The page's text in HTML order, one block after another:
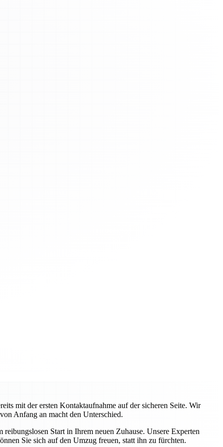
mit der ersten Kontaktaufnahme auf der sicheren Seite. Wir
Anfang an macht den Unterschied.
Start in Ihrem neuen Zuhause. Unsere Experten
Sie sich auf den Umzug freuen, statt ihn zu fürchten.